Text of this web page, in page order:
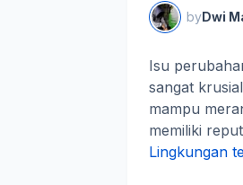
byDwi
Isu
sangat
mampu
memiliki
Lingkungan